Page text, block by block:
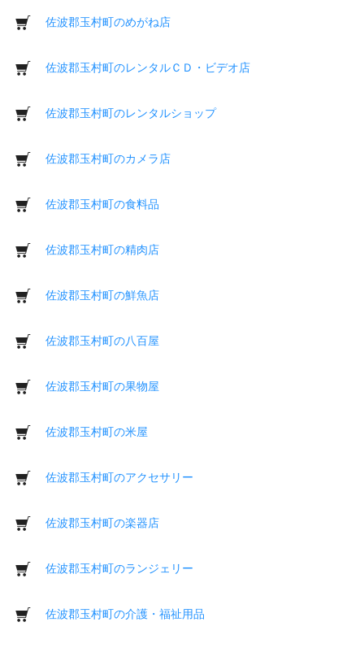
佐波郡玉村町のめがね店
佐波郡玉村町のレンタルＣＤ・ビデオ店
佐波郡玉村町のレンタルショップ
佐波郡玉村町のカメラ店
佐波郡玉村町の食料品
佐波郡玉村町の精肉店
佐波郡玉村町の鮮魚店
佐波郡玉村町の八百屋
佐波郡玉村町の果物屋
佐波郡玉村町の米屋
佐波郡玉村町のアクセサリー
佐波郡玉村町の楽器店
佐波郡玉村町のランジェリー
佐波郡玉村町の介護・福祉用品